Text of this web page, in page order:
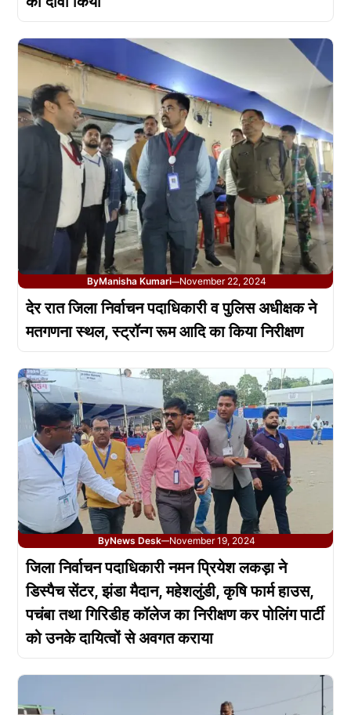
ByManisha Kumari—November 22, 2024
देर रात जिला निर्वाचन पदाधिकारी व पुलिस अधीक्षक ने
मतगणना स्थल, स्ट्रॉन्ग रूम आदि का किया निरीक्षण
ByNews Desk—November 19, 2024
जिला निर्वाचन पदाधिकारी नमन प्रियेश लकड़ा ने
डिस्पैच सेंटर, झंडा मैदान, महेशलुंडी, कृषि फार्म हाउस,
पचंबा तथा गिरिडीह कॉलेज का निरीक्षण कर पोलिंग पार्टी
को उनके दायित्वों से अवगत कराया